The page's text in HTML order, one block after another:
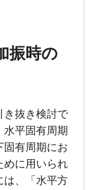
振時の
き抜き検討で
水平固有周期
固有周期にお
めに用いられ
は、「水平方